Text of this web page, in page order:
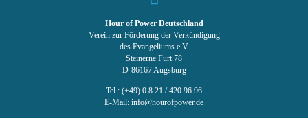
Hour of Power Deutschland
Verein zur Förderung der Verkündigung
des Evangeliums e.V.
Steinerne Furt 78
D-86167 Augsburg
Tel.: (+49) 0 8 21 / 420 96 96
E-Mail: info@hourofpower.de